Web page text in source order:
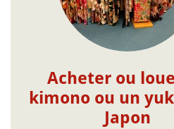
Acheter ou
kimono ou un
Japon